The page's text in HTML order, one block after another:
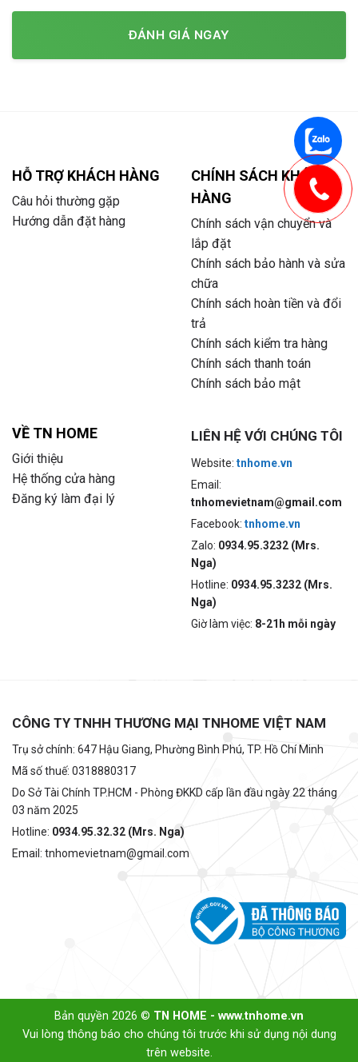
ĐÁNH GIÁ NGAY
HỖ TRỢ KHÁCH HÀNG
Câu hỏi thường gặp
Hướng dẫn đặt hàng
CHÍNH SÁCH KHÁCH
HÀNG
Chính sách vận chuyển và
lắp đặt
Chính sách bảo hành và sửa
chữa
Chính sách hoàn tiền và đổi
trả
Chính sách kiểm tra hàng
Chính sách thanh toán
Chính sách bảo mật
VỀ TN HOME
Giới thiệu
Hệ thống cửa hàng
Đăng ký làm đại lý
LIÊN HỆ VỚI CHÚNG TÔI
Website: tnhome.vn
Email:
tnhomevietnam@gmail.com
Facebook: tnhome.vn
Zalo: 0934.95.3232 (Mrs.
Nga)
Hotline: 0934.95.3232 (Mrs.
Nga)
Giờ làm việc: 8-21h mỗi ngày
CÔNG TY TNHH THƯƠNG MẠI TNHOME VIỆT NAM
Trụ sở chính: 647 Hậu Giang, Phường Bình Phú, TP. Hồ Chí Minh
Mã số thuế: 0318880317
Do Sở Tài Chính TP.HCM - Phòng ĐKKD cấp lần đầu ngày 22 tháng
03 năm 2025
Hotline: 0934.95.32.32 (Mrs. Nga)
Email: tnhomevietnam@gmail.com
Bản quyền 2026 © TN HOME - www.tnhome.vn
Vui lòng thông báo cho chúng tôi trước khi sử dụng nội dung
trên website.